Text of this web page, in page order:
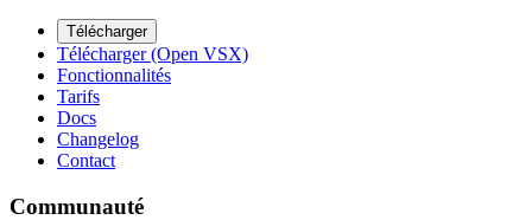
Télécharger
Télécharger (Open VSX)
Fonctionnalités
Tarifs
Docs
Changelog
Contact
Communauté